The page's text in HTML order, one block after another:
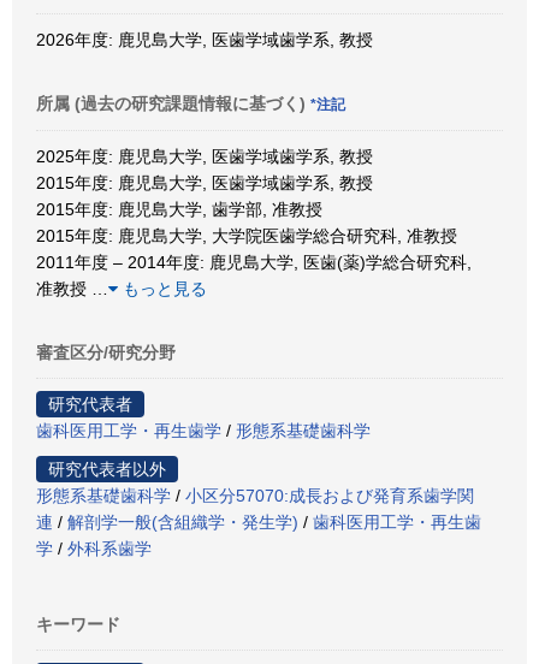
2026年度: 鹿児島大学, 医歯学域歯学系, 教授
所属 (過去の研究課題情報に基づく) *注記
2025年度: 鹿児島大学, 医歯学域歯学系, 教授
2015年度: 鹿児島大学, 医歯学域歯学系, 教授
2015年度: 鹿児島大学, 歯学部, 准教授
2015年度: 鹿児島大学, 大学院医歯学総合研究科, 准教授
2011年度 – 2014年度: 鹿児島大学, 医歯(薬)学総合研究科,
准教授
もっと見る
審査区分/研究分野
研究代表者
歯科医用工学・再生歯学 / 形態系基礎歯科学
研究代表者以外
形態系基礎歯科学 / 小区分57070:成長および発育系歯学関
連 / 解剖学一般(含組織学・発生学) / 歯科医用工学・再生歯
学 / 外科系歯学
キーワード